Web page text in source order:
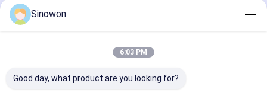
Sinowon
6:03 PM
Good day, what product are you looking for?